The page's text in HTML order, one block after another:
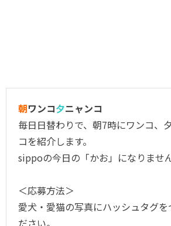
朝ワンコ夕ニャンコ
毎日日替わりで、朝7時にワンコ、
コを紹介します。
sippoの今日の「かお」になりませ
＜応募方法＞
愛犬・愛猫の写真にハッシュタグを